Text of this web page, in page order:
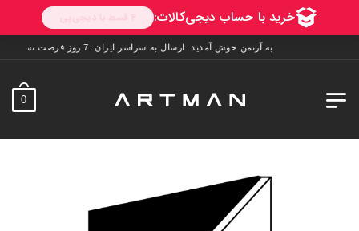
به آرتمن خوش آمدید. ارسال به سراسر ایران. 7 روز فرصت تست در منزل. 1 سال خدمات پس از فروش.
0